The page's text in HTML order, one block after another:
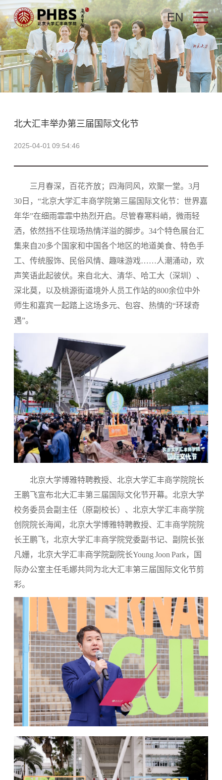
EN
北大汇丰举办第三届国际文化节
2025-04-01 09:54:46
三月春深，百花齐放；四海同风，欢聚一堂。3月
30日，“北京大学汇丰商学院第三届国际文化节：世界嘉
年华”在细雨霏霏中热烈开启。尽管春寒料峭，微雨轻
洒，依然挡不住现场热情洋溢的脚步。34个特色展台汇
集来自20多个国家和中国各个地区的地道美食、特色手
工、传统服饰、民俗风情、趣味游戏……人潮涌动，欢
声笑语此起彼伏。来自北大、清华、哈工大（深圳）、
深北莫，以及桃源街道境外人员工作站的800余位中外
师生和嘉宾一起踏上这场多元、包容、热情的“环球奇
遇”。
北京大学博雅特聘教授、北京大学汇丰商学院院长
王鹏飞宣布北大汇丰第三届国际文化节开幕。北京大学
校务委员会副主任（原副校长）、北京大学汇丰商学院
创院院长海闻，北京大学博雅特聘教授、汇丰商学院院
长王鹏飞，北京大学汇丰商学院党委副书记、副院长张
凡姗，北京大学汇丰商学院副院长Young Joon Park，国
际办公室主任毛娜共同为北大汇丰第三届国际文化节剪
彩。